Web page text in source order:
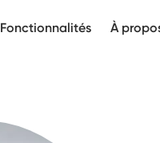
Fonctionnalités À